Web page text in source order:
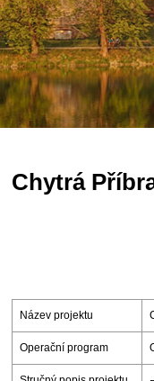
Chytrá
Název projektu
Operační program